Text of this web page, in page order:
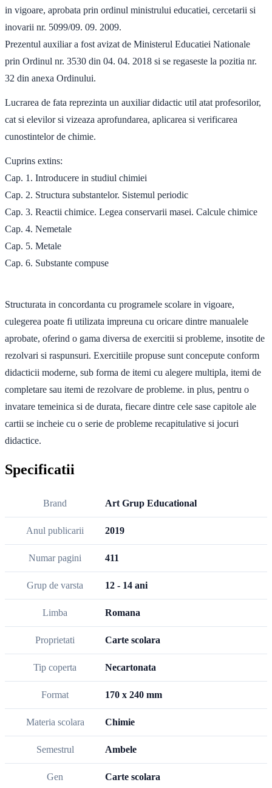
in vigoare, aprobata prin ordinul ministrului educatiei, cercetarii si
inovarii nr. 5099/09. 09. 2009.
Prezentul auxiliar a fost avizat de Ministerul Educatiei Nationale
prin Ordinul nr. 3530 din 04. 04. 2018 si se regaseste la pozitia nr.
32 din anexa Ordinului.
Lucrarea de fata reprezinta un auxiliar didactic util atat profesorilor,
cat si elevilor si vizeaza aprofundarea, aplicarea si verificarea
cunostintelor de chimie.
Cuprins extins:
Cap. 1. Introducere in studiul chimiei
Cap. 2. Structura substantelor. Sistemul periodic
Cap. 3. Reactii chimice. Legea conservarii masei. Calcule chimice
Cap. 4. Nemetale
Cap. 5. Metale
Cap. 6. Substante compuse
Structurata in concordanta cu programele scolare in vigoare,
culegerea poate fi utilizata impreuna cu oricare dintre manualele
aprobate, oferind o gama diversa de exercitii si probleme, insotite de
rezolvari si raspunsuri. Exercitiile propuse sunt concepute conform
didacticii moderne, sub forma de itemi cu alegere multipla, itemi de
completare sau itemi de rezolvare de probleme. in plus, pentru o
invatare temeinica si de durata, fiecare dintre cele sase capitole ale
cartii se incheie cu o serie de probleme recapitulative si jocuri
didactice.
Specificatii
Brand Art Grup Educational
Anul publicarii 2019
Numar pagini 411
Grup de varsta 12 - 14 ani
Limba Romana
Proprietati Carte scolara
Tip coperta Necartonata
Format 170 x 240 mm
Materia scolara Chimie
Semestrul Ambele
Gen Carte scolara